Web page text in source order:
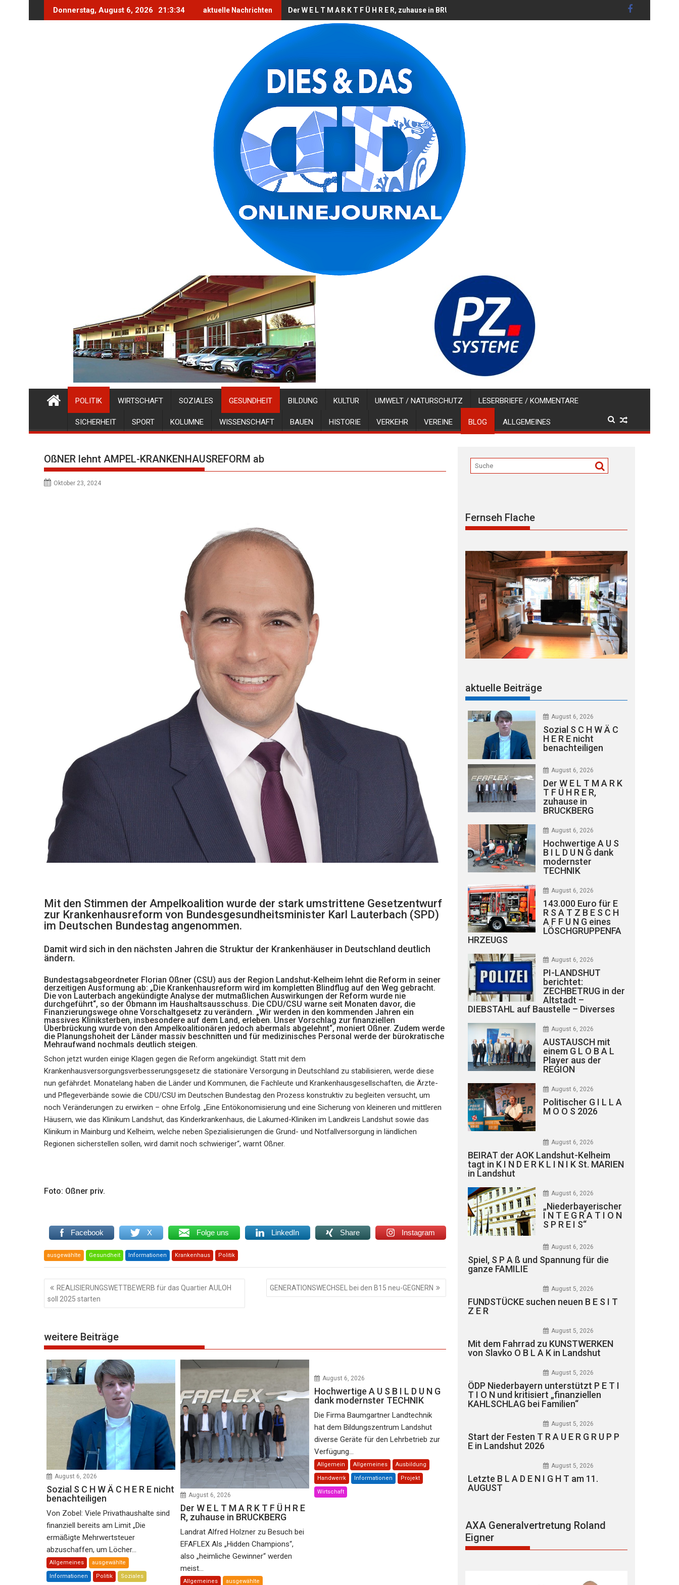
Donnerstag, August 6, 2026 21:3:35 aktuelle Nachrichten Der W E L T M A R K T F Ü H R E R, zuhause in BRUCKBERG
POLITIK WIRTSCHAFT SOZIALES GESUNDHEIT BILDUNG KULTUR UMWELT / NATURSCHUTZ LESERBRIEFE / KOMMENTARE
SICHERHEIT SPORT KOLUMNE WISSENSCHAFT BAUEN HISTORIE VERKEHR VEREINE BLOG ALLGEMEINES
OßNER lehnt AMPEL-KRANKENHAUSREFORM ab
Oktober 23, 2024
Mit den Stimmen der Ampelkoalition wurde der stark umstrittene Gesetzentwurf
zur Krankenhausreform von Bundesgesundheitsminister Karl Lauterbach (SPD)
im Deutschen Bundestag angenommen.
Damit wird sich in den nächsten Jahren die Struktur der Krankenhäuser in Deutschland deutlich
ändern.
Bundestagsabgeordneter Florian Oßner (CSU) aus der Region Landshut-Kelheim lehnt die Reform in seiner
derzeitigen Ausformung ab: „Die Krankenhausreform wird im kompletten Blindflug auf den Weg gebracht.
Die von Lauterbach angekündigte Analyse der mutmaßlichen Auswirkungen der Reform wurde nie
durchgeführt“, so der Obmann im Haushaltsausschuss. Die CDU/CSU warne seit Monaten davor, die
Finanzierungswege ohne Vorschaltgesetz zu verändern. „Wir werden in den kommenden Jahren ein
massives Kliniksterben, insbesondere auf dem Land, erleben. Unser Vorschlag zur finanziellen
Überbrückung wurde von den Ampelkoalitionären jedoch abermals abgelehnt“, moniert Oßner. Zudem werde
die Planungshoheit der Länder massiv beschnitten und für medizinisches Personal werde der bürokratische
Mehraufwand nochmals deutlich steigen.
Schon jetzt wurden einige Klagen gegen die Reform angekündigt. Statt mit dem
Krankenhausversorgungsverbesserungsgesetz die stationäre Versorgung in Deutschland zu stabilisieren, werde diese
nun gefährdet. Monatelang haben die Länder und Kommunen, die Fachleute und Krankenhausgesellschaften, die Ärzte-
und Pflegeverbände sowie die CDU/CSU im Deutschen Bundestag den Prozess konstruktiv zu begleiten versucht, um
noch Veränderungen zu erwirken – ohne Erfolg. „Eine Entökonomisierung und eine Sicherung von kleineren und mittleren
Häusern, wie das Klinikum Landshut, das Kinderkrankenhaus, die Lakumed-Kliniken im Landkreis Landshut sowie das
Klinikum in Mainburg und Kelheim, welche neben Spezialisierungen die Grund- und Notfallversorgung in ländlichen
Regionen sicherstellen sollen, wird damit noch schwieriger“, warnt Oßner.
Foto: Oßner priv.
Facebook X Folge uns LinkedIn Share Instagram
ausgewählte Gesundheit Informationen Krankenhaus Politik
Beitragsnavigation
REALISIERUNGSWETTBEWERB für das Quartier AULOH
soll 2025 starten
GENERATIONSWECHSEL bei den B15 neu-GEGNERN
weitere Beiträge
August 6, 2026
Sozial S C H W Ä C H E R E nicht
benachteiligen
Von Zobel: Viele Privathaushalte sind
finanziell bereits am Limit „Die
ermäßigte Mehrwertsteuer
abzuschaffen, um Löcher...
Allgemeines ausgewählte
Informationen Politik Soziales
August 6, 2026
Der W E L T M A R K T F Ü H R E
R, zuhause in BRUCKBERG
Landrat Alfred Holzner zu Besuch bei
EFAFLEX Als „Hidden Champions“,
also „heimliche Gewinner“ werden
meist...
Allgemeines ausgewählte
August 6, 2026
Hochwertige A U S B I L D U N G
dank modernster TECHNIK
Die Firma Baumgartner Landtechnik
hat dem Bildungszentrum Landshut
diverse Geräte für den Lehrbetrieb zur
Verfügung...
Allgemein Allgemeines Ausbildung
Handwerrk Informationen Projekt
Wirtschaft
Fernseh Flache
aktuelle Beiträge
August 6, 2026
Sozial S C H W Ä C
H E R E nicht
benachteiligen
August 6, 2026
Der W E L T M A R K
T F Ü H R E R,
zuhause in
BRUCKBERG
August 6, 2026
Hochwertige A U S
B I L D U N G dank
modernster
TECHNIK
August 6, 2026
143.000 Euro für E
R S A T Z B E S C H
A F F U N G eines
LÖSCHGRUPPENFA
HRZEUGS
August 6, 2026
PI-LANDSHUT
berichtet:
ZECHBETRUG in der
Altstadt –
DIEBSTAHL auf Baustelle – Diverses
August 6, 2026
AUSTAUSCH mit
einem G L O B A L
Player aus der
REGION
August 6, 2026
Politischer G I L L A
M O O S 2026
August 6, 2026
BEIRAT der AOK Landshut-Kelheim
tagt in K I N D E R K L I N I K St. MARIEN
in Landshut
August 6, 2026
„Niederbayerischer
I N T E G R A T I O N
S P R E I S“
August 6, 2026
Spiel, S P A ß und Spannung für die
ganze FAMILIE
August 5, 2026
FUNDSTÜCKE suchen neuen B E S I T
Z E R
August 5, 2026
Mit dem Fahrrad zu KUNSTWERKEN
von Slavko O B L A K in Landshut
August 5, 2026
ÖDP Niederbayern unterstützt P E T I
T I O N und kritisiert „finanziellen
KAHLSCHLAG bei Familien“
August 5, 2026
Start der Festen T R A U E R G R U P P
E in Landshut 2026
August 5, 2026
Letzte B L A D E N I G H T am 11.
AUGUST
AXA Generalvertretung Roland
Eigner